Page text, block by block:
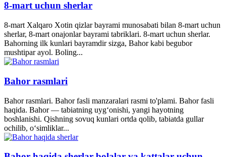
8-mart uchun sherlar
8-mart Xalqaro Xotin qizlar bayrami munosabati bilan 8-mart uchun
sherlar, 8-mart onajonlar bayrami tabriklari. 8-mart uchun sherlar.
Bahorning ilk kunlari bayramdir sizga, Bahor kabi begubor
mushtipar ayol. Boling...
Bahor rasmlari
Bahor rasmlari. Bahor fasli manzaralari rasmi to'plami. Bahor fasli
haqida. Bahor — tabiatning uyg‘onishi, yangi hayotning
boshlanishi. Qishning sovuq kunlari ortda qolib, tabiatda gullar
ochilib, o‘simliklar...